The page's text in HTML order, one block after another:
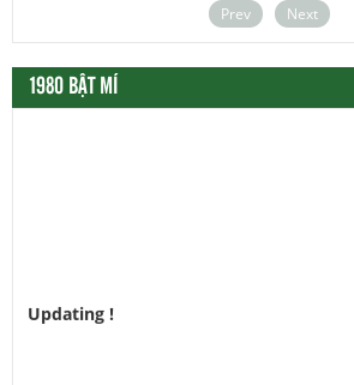
Prev Next
1980 BẬT MÍ